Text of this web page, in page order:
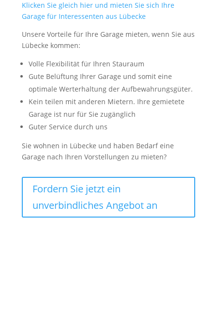
Klicken Sie gleich hier und mieten Sie sich Ihre
Garage für Interessenten aus Lübecke
Unsere Vorteile für Ihre Garage mieten, wenn Sie aus
Lübecke kommen:
Volle Flexibilität für Ihren Stauraum
Gute Belüftung Ihrer Garage und somit eine
optimale Werterhaltung der Aufbewahrungsgüter.
Kein teilen mit anderen Mietern. Ihre gemietete
Garage ist nur für Sie zugänglich
Guter Service durch uns
Sie wohnen in Lübecke und haben Bedarf eine
Garage nach Ihren Vorstellungen zu mieten?
Fordern Sie jetzt ein
unverbindliches Angebot an